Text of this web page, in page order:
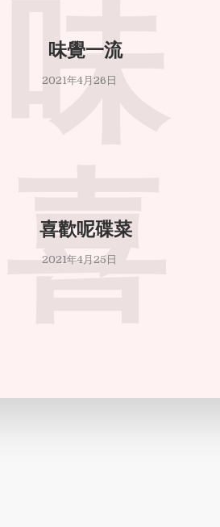
味覺一流
2021年4月26日
味
喜歡呢碟菜
2021年4月25日
喜